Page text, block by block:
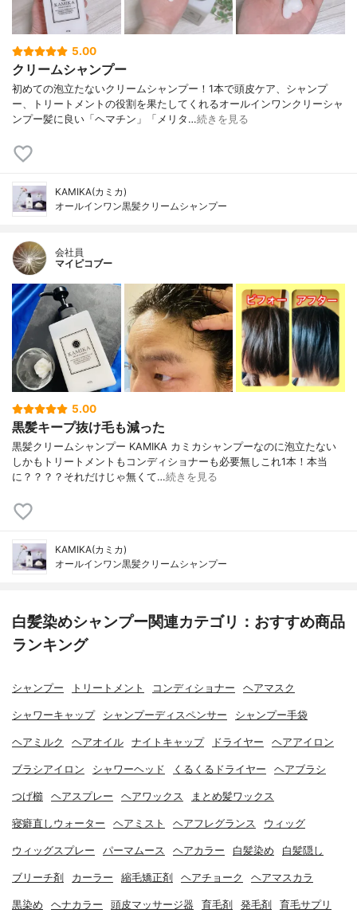
5.00
クリームシャンプー
初めての泡立たないクリームシャンプー！1本で頭皮ケア、シャンプ
ー、トリートメントの役割を果たしてくれるオールインワンクリーシャ
ンプー髪に良い「ヘマチン」「メリタ…続きを見る
KAMIKA(カミカ)
オールインワン黒髪クリームシャンプー
会社員
マイピコブー
5.00
黒髪キープ抜け毛も減った
黒髪クリームシャンプー KAMIKA カミカシャンプーなのに泡立たない
しかもトリートメントもコンディショナーも必要無しこれ1本！本当
に？？？？それだけじゃ無くて…続きを見る
KAMIKA(カミカ)
オールインワン黒髪クリームシャンプー
白髪染めシャンプー関連カテゴリ：おすすめ商品
ランキング
シャンプー トリートメント コンディショナー ヘアマスク
シャワーキャップ シャンプーディスペンサー シャンプー手袋
ヘアミルク ヘアオイル ナイトキャップ ドライヤー ヘアアイロン
ブラシアイロン シャワーヘッド くるくるドライヤー ヘアブラシ
つげ櫛 ヘアスプレー ヘアワックス まとめ髪ワックス
寝癖直しウォーター ヘアミスト ヘアフレグランス ウィッグ
ウィッグスプレー パーマムース ヘアカラー 白髪染め 白髪隠し
ブリーチ剤 カーラー 縮毛矯正剤 ヘアチョーク ヘアマスカラ
黒染め ヘナカラー 頭皮マッサージ器 育毛剤 発毛剤 育毛サプリ